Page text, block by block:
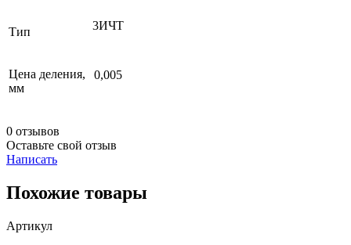
Тип 3ИЧТ
Цена деления,
мм
0,005
0 отзывов
Оставьте свой отзыв
Написать
Похожие товары
Артикул